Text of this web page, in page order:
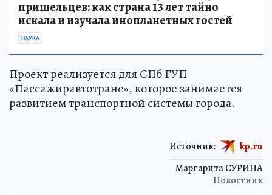
пришельцев: как страна 13 лет тайно
искала и изучала инопланетных гостей
НАУКА
Проект реализуется для СПб ГУП
«Пассажиравтотранс», которое занимается
развитием транспортной системы города.
Маргарита СУРИНА
Новостник
Источник: kp.ru